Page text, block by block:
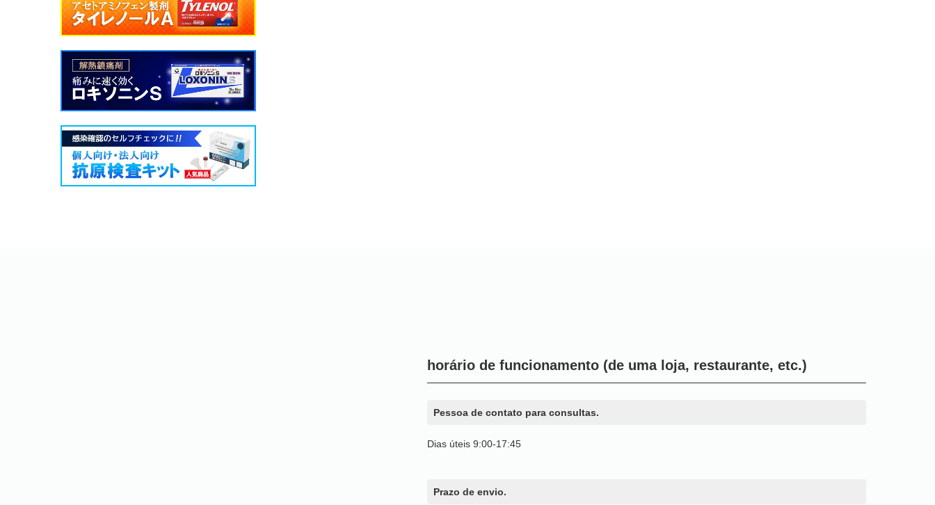
horário de funcionamento (de uma loja, restaurante, etc.)
Pessoa de contato para consultas.
Dias úteis 9:00-17:45
Prazo de envio.